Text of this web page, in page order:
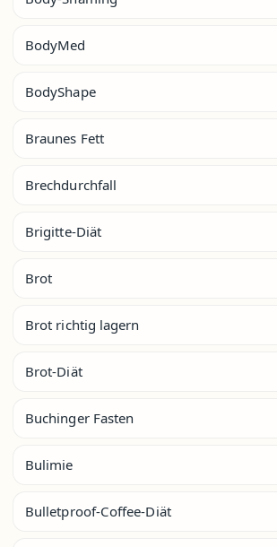
BodyMed
BodyShape
Braunes Fett
Brechdurchfall
Brigitte-Diät
Brot
Brot richtig lagern
Brot-Diät
Buchinger Fasten
Bulimie
Bulletproof-Coffee-Diät